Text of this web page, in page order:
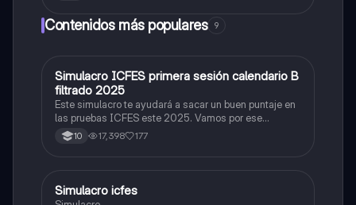
Contenidos más populares 9
ICFES: Matemáticas
Simulacro ICFES primera sesión calendario B
filtrado 2025
Este simulacro te ayudará a sacar un buen puntaje en
las pruebas ICFES este 2025. Vamos por ese
500/500. Y poder ser admitido en la universidad que
quieras, estudiar la carrera que quieres y no la que te
10 17,398 177
ICFES: Lectura Crítica
Simulacro icfes